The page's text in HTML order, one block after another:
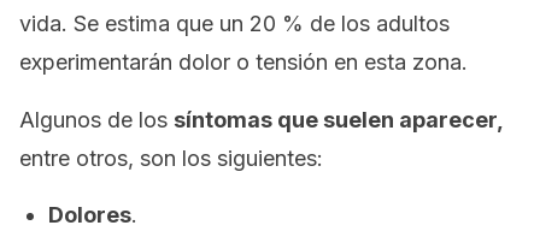
vida. Se estima que un 20 % de los adultos
experimentarán dolor o tensión en esta zona.
Algunos de los síntomas que suelen aparecer,
entre otros, son los siguientes:
Dolores.